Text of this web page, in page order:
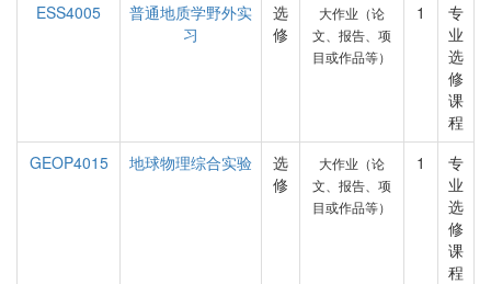
ESS4005
普通地质学野外实
习
选
修
大作业（论
文、报告、项
目或作品等）
1
专
业
选
修
课
程
GEOP4015
地球物理综合实验
选
修
大作业（论
文、报告、项
目或作品等）
1
专
业
选
修
课
程